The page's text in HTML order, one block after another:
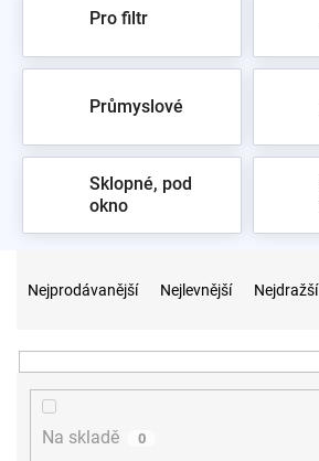
vzorkovně
Pro filtr
Průmyslové
Sklopné, pod
okno
n
Nejprodávanější Nejlevnější Nejdražší
Na skladě 0